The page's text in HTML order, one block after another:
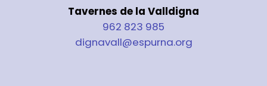
Tavernes de la Valldigna
962 823 985
dignavall@espurna.org